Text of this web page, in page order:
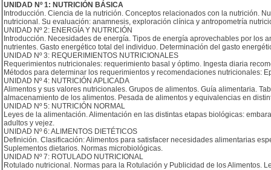
UNIDAD Nº 1: NUTRICIÓN BÁSICA
Introducción. Ciencia de la nutrición. Conceptos relacionados con la nutrición.
nutricional. Su evaluación: anamnesis, exploración clínica y antropometría
UNIDAD Nº 2: ENERGÍA Y NUTRICIÓN
Introducción. Necesidades de energía. Tipos de energía aprovechables por
nutrientes. Gasto energético total del individuo. Determinación del gasto
UNIDAD Nº 3: REQUERIMIENTOS NUTRICIONALES
Requerimientos nutricionales: requerimiento basal y óptimo. Ingesta diaria
Métodos para determinar los requerimientos y recomendaciones nutricionales:
UNIDAD Nº 4: NUTRICIÓN APLICADA
Alimentos y sus valores nutricionales. Grupos de alimentos. Guía alimentaria.
almacenamiento de los alimentos. Pesada de alimentos y equivalencias en
UNIDAD Nº 5: NUTRICIÓN NORMAL
Leyes de la alimentación. Alimentación en las distintas etapas biológicas:
adultos y vejez.
UNIDAD Nº 6: ALIMENTOS DIETÉTICOS
Definición. Clasificación: Alimentos para satisfacer necesidades alimentarias
Suplementos dietarios. Normas microbiológicas.
UNIDAD Nº 7: ROTULADO NUTRICIONAL
Rotulado nutricional. Normas para la Rotulación y Publicidad de los Alimentos.